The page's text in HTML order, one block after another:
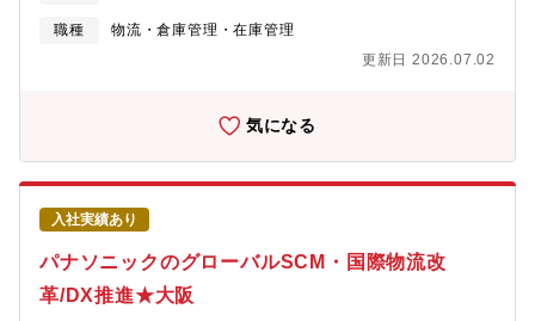
つ設計部隊という「強力な手札」がすでに揃っています。あなた
が描いた戦略を、確実に実行・形にできる環境です。【同社の環
あいとした雰囲気。営業が孤立することなく、会社全体で一つの
事環境（物）」と、将来まで安心できる「生活支援（心）」の両
業員の物心両面の幸福を追求する」という経営理念のもと、従業
員ファーストな環境づくりを続けています。◆経営基盤創業50年
以上で培った、制御・検査技術を核にした一気通貫の開発力と、
なっている為、効率的ソリューション、オペレーション力を発揮
ューション（輸配送/倉庫荷役/業務効率化）の提供■複数事業会社
営力、経営管理能力の強化■取引事業会社、国内物流拠点のパイプ
役として物流課題解決策を企画実践■輸配送パートナーと連携した
効率的な物流網設計、配車管理、物流品質指導、トラブル対応■構
内パートナーと連携した生産性向上企画、保管効率アップの実
現、品質指導、トラブル対応【魅力】■パナソニック国内事業会社
のSCM戦略・物流戦略立案に参画することができます。■３PL会
社としてオペレーション管理をしているため、成果を合理化金額
として体感できます。■全国輸配送パートナー、倉庫構内パートナ
ーとの密接な業務連携により、物流現場における現場改善スキ
職種
物流・倉庫管理・在庫管理
更新日 2026.07.02
気になる
入社実績あり
パナソニックのグローバルSCM・国際物流改
革/DX推進★大阪